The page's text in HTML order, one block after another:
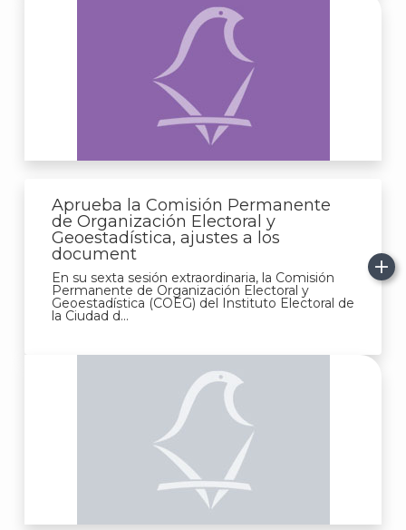
Aprueba la Comisión Permanente
de Organización Electoral y
Geoestadística, ajustes a los
document
En su sexta sesión extraordinaria, la Comisión
Permanente de Organización Electoral y
Geoestadística (COEG) del Instituto Electoral de
la Ciudad d...